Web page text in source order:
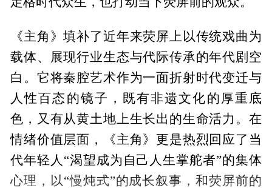
《主角》填补了近年来荧屏上以传统戏曲为
载体、展现行业生态与代际传承的年代剧空
白。它将秦腔艺术作为一面折射时代变迁与
人性百态的镜子，既有非遗文化的厚重底
色，又有从黄土地上生长出的生命活力。在
情绪价值层面，《主角》更是热烈回应了当
代年轻人“渴望成为自己人生掌舵者”的集体
心理，以“慢炖式”的成长叙事，和荧屏前的